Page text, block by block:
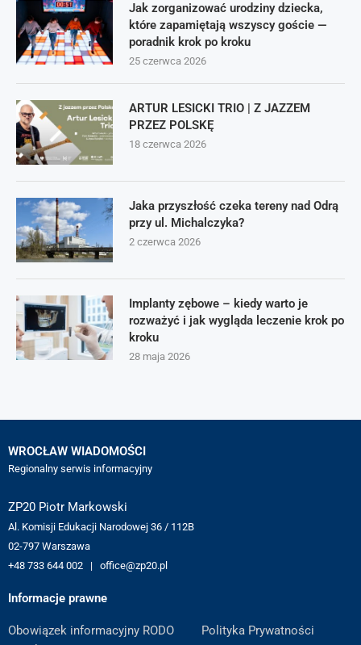
Jak zorganizować urodziny dziecka,
które zapamiętają wszyscy goście —
poradnik krok po kroku
25 czerwca 2026
ARTUR LESICKI TRIO | Z JAZZEM
PRZEZ POLSKĘ
18 czerwca 2026
Jaka przyszłość czeka tereny nad Odrą
przy ul. Michalczyka?
2 czerwca 2026
Implanty zębowe – kiedy warto je
rozważyć i jak wygląda leczenie krok po
kroku
28 maja 2026
WROCŁAW WIADOMOŚCI
Regionalny serwis informacyjny
ZP20 Piotr Markowski
Al. Komisji Edukacji Narodowej 36 / 112B
02-797 Warszawa
+48 733 644 002 | office@zp20.pl
Informacje prawne
Obowiązek informacyjny RODO
Polityka Prywatności